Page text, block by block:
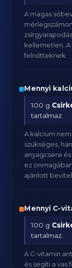
A magas
kellemetlen.
felnőtteknek.
Mennyi
100 g
tartalmaz.
A kalcium
szükséges,
anyagcsere
ez
ajánlott
Mennyi C-
100 g
tartalmaz.
A C-vitamin
és segíti a vas